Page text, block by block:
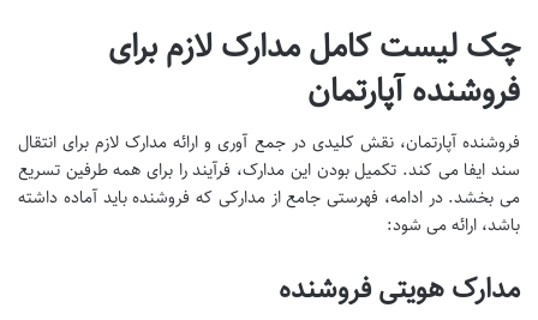
چک لیست کامل مدارک لازم برای
فروشنده آپارتمان
فروشنده آپارتمان، نقش کلیدی در جمع آوری و ارائه مدارک لازم برای انتقال
سند ایفا می کند. تکمیل بودن این مدارک، فرآیند را برای همه طرفین تسریع
می بخشد. در ادامه، فهرستی جامع از مدارکی که فروشنده باید آماده داشته
باشد، ارائه می شود:
مدارک هویتی فروشنده